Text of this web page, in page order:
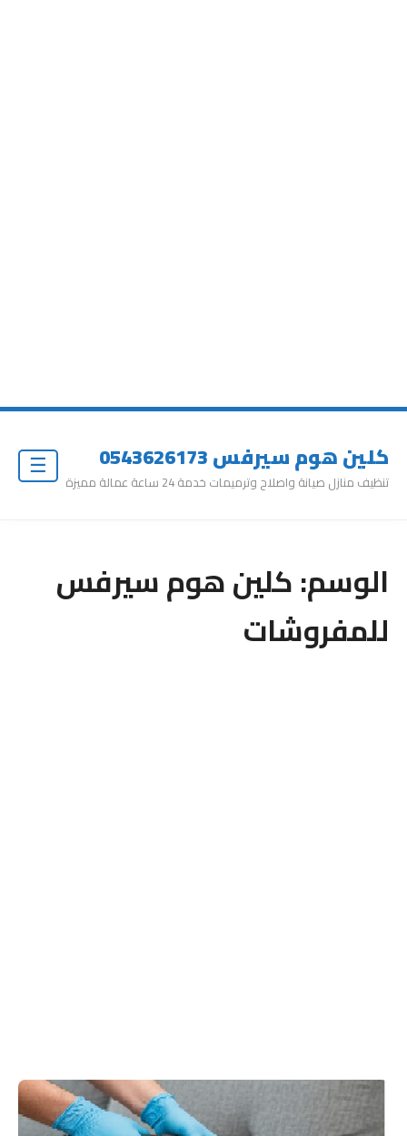
كلين هوم سيرفس 0543626173
تنظيف منازل صيانة واصلاح وترميمات خدمة 24 ساعة عمالة مميزة
الوسم:كلين هوم سيرفس
للمفروشات